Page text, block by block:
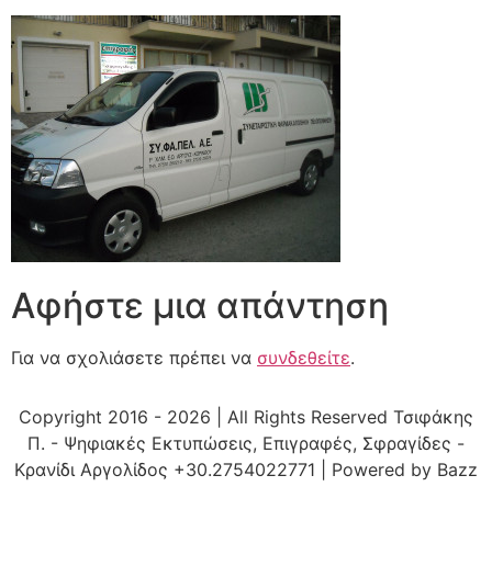
Αφήστε μια απάντηση
Για να σχολιάσετε πρέπει να συνδεθείτε.
Copyright 2016 - 2026 | All Rights Reserved Τσιφάκης
Π. - Ψηφιακές Εκτυπώσεις, Επιγραφές, Σφραγίδες -
Κρανίδι Αργολίδος +30.2754022771 | Powered by Bazz